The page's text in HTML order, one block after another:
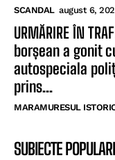
SCANDAL august 6,
URMĂRIRE ÎN
borșean a gonit
autospeciala
prins...
MARAMURESUL
SUBIECTE